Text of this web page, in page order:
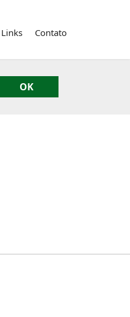
Links Contato